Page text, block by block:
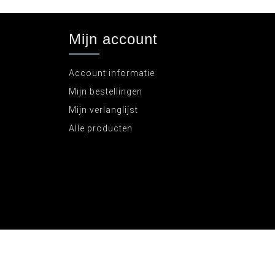
Mijn account
Account informatie
Mijn bestellingen
Mijn verlanglijst
Alle producten